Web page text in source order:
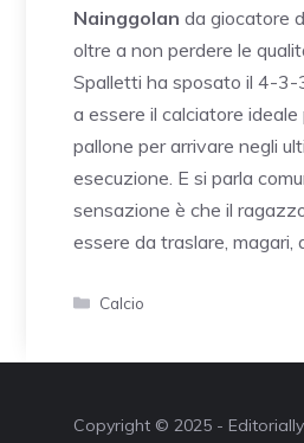
Nainggolan da giocatore
oltre a non perdere le
Spalletti ha sposato il 4-3-
a essere il calciatore
pallone per arrivare negli
esecuzione. E si parla
sensazione è che il
essere da traslare, magari,
Categorie
Calcio
Copyright © 2025 -